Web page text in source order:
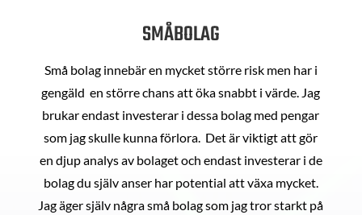
SMÅBOLAG
Små bolag innebär en mycket större risk men har i
gengäld en större chans att öka snabbt i värde. Jag
brukar endast investerar i dessa bolag med pengar
som jag skulle kunna förlora. Det är viktigt att gör
en djup analys av bolaget och endast investerar i de
bolag du själv anser har potential att växa mycket.
Jag äger själv några små bolag som jag tror starkt på